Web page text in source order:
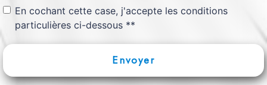
En cochant cette case, j'accepte les conditions
particulières ci-dessous **
Envoyer